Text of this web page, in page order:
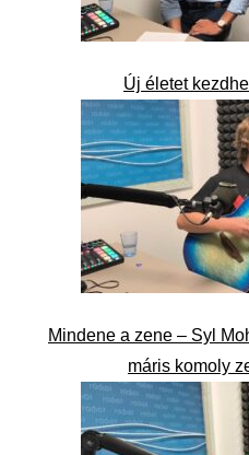
Új életet
Mindene a zene – Syl
máris komoly